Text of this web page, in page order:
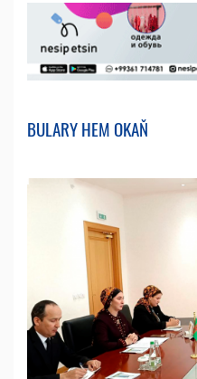
BULARY HEM OKAŇ